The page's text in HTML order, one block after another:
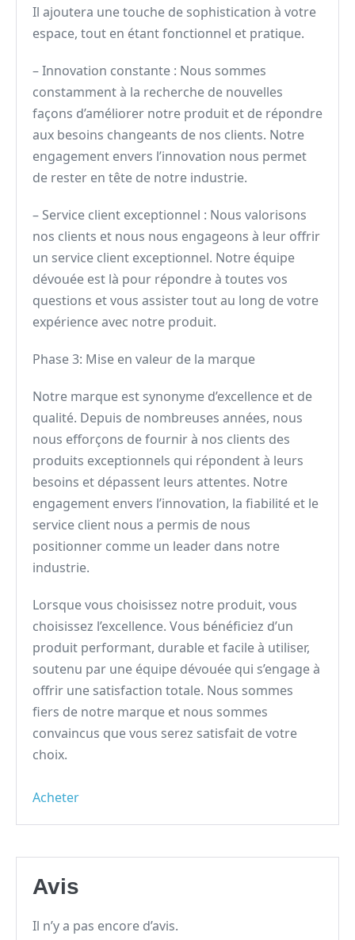
Il ajoutera une touche de sophistication à votre
espace, tout en étant fonctionnel et pratique.
– Innovation constante : Nous sommes
constamment à la recherche de nouvelles
façons d’améliorer notre produit et de répondre
aux besoins changeants de nos clients. Notre
engagement envers l’innovation nous permet
de rester en tête de notre industrie.
– Service client exceptionnel : Nous valorisons
nos clients et nous nous engageons à leur offrir
un service client exceptionnel. Notre équipe
dévouée est là pour répondre à toutes vos
questions et vous assister tout au long de votre
expérience avec notre produit.
Phase 3: Mise en valeur de la marque
Notre marque est synonyme d’excellence et de
qualité. Depuis de nombreuses années, nous
nous efforçons de fournir à nos clients des
produits exceptionnels qui répondent à leurs
besoins et dépassent leurs attentes. Notre
engagement envers l’innovation, la fiabilité et le
service client nous a permis de nous
positionner comme un leader dans notre
industrie.
Lorsque vous choisissez notre produit, vous
choisissez l’excellence. Vous bénéficiez d’un
produit performant, durable et facile à utiliser,
soutenu par une équipe dévouée qui s’engage à
offrir une satisfaction totale. Nous sommes
fiers de notre marque et nous sommes
convaincus que vous serez satisfait de votre
choix.
Acheter
Avis
Il n’y a pas encore d’avis.